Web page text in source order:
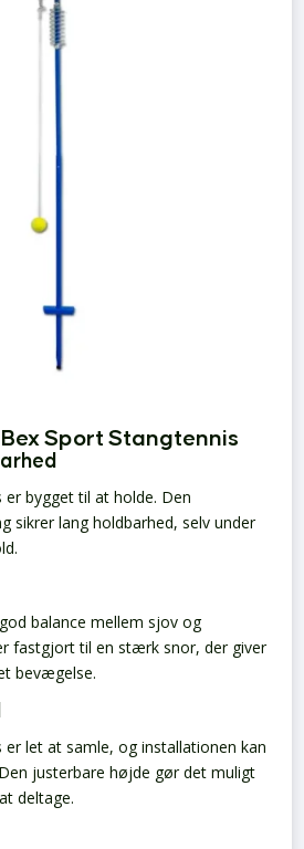
Sport Stangtennis
er bygget til at holde. Den
sikrer lang holdbarhed, selv under
balance mellem sjov og
fastgjort til en stærk snor, der giver
bevægelse.
er let at samle, og installationen kan
justerbare højde gør det muligt
deltage.